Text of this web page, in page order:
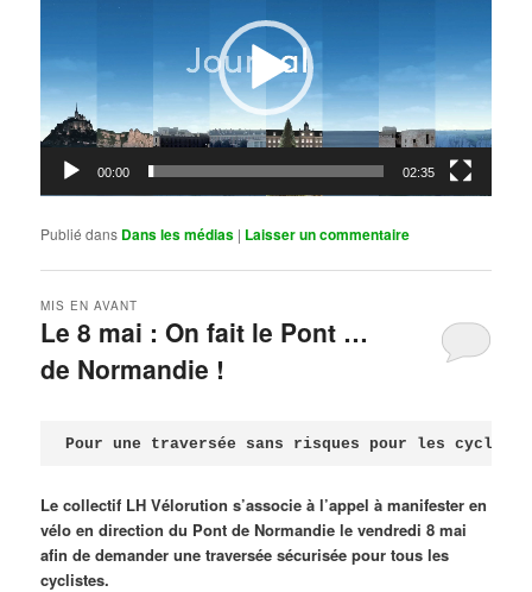
00:00 02:35
Publié dans Dans les médias | Laisser un commentaire
Le 8 mai : On fait le Pont …
de Normandie !
MIS EN AVANT
Pour une traversée sans risques pour les
Le collectif LH Vélorution s’associe à l’appel à manifester en
vélo en direction du Pont de Normandie le vendredi 8 mai
afin de demander une traversée sécurisée pour tous les
cyclistes.